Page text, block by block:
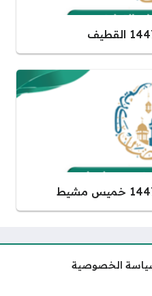
الخصوصية